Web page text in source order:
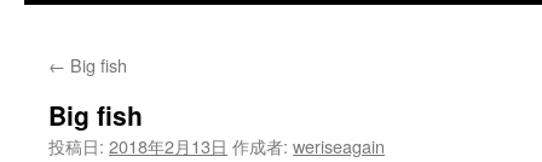
← Big fish
Big fish
投稿日: 2018年2月13日 作成者: weriseagain